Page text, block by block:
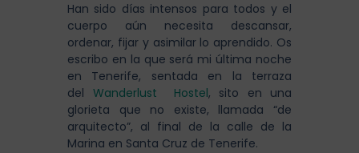
Han sido días intensos para todos y el
cuerpo aún necesita descansar,
ordenar, fijar y asimilar lo aprendido. Os
escribo en la que será mi última noche
en Tenerife, sentada en la terraza
del Wanderlust Hostel, sito en una
glorieta que no existe, llamada “de
arquitecto”, al final de la calle de la
Marina en Santa Cruz de Tenerife.